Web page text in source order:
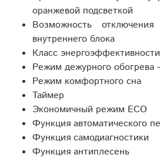
оранжевой подсветкой
Возможность
внутреннего блока
Класс
Режим дежурного обогрева
Режим комфортного сна
Таймер
Экономичный режим ECO
Функция автоматического
Функция самодиагностики
Функция антиплесень